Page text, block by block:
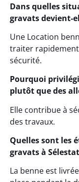
Dans quelles
gravats devient-
Une Location
traiter
sécurité.
Pourquoi
plutôt que des
Elle contribue à
des travaux.
Quelles sont les
gravats à
La benne est